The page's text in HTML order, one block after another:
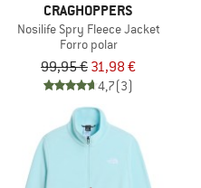
CRAGHOPPERS
Nosilife Spry Fleece Jacket
Forro polar
99,95 € 31,98 €
4,7(3)